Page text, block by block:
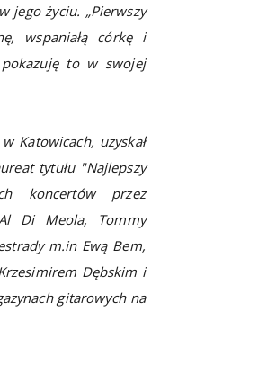
jego życiu. „Pierwszy
wspaniałą córkę i
to w swojej
Katowicach, uzyskał
tytułu "Najlepszy
koncertów przez
Di Meola, Tommy
m.in Ewą Bem,
Dębskim i
gitarowych na